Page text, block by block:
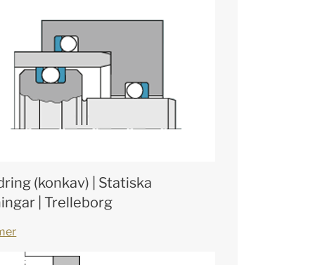
(konkav) | Statiska
| Trelleborg